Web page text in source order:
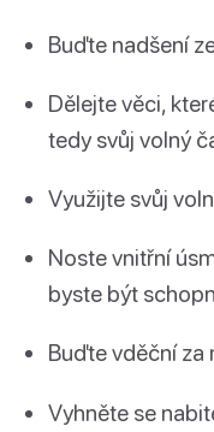
Buďte nadšení
Dělejte věci,
tedy svůj volný
Využijte svůj
Noste vnitřní
byste být
Buďte vděční za
Vyhněte se